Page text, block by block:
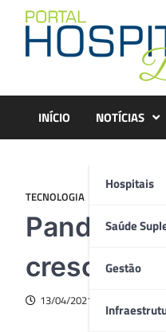
content
INÍCIO NOTÍCIAS
Hospitais
Saúde
Gestão
TECNOLOGIA
cresce
13/04/2021